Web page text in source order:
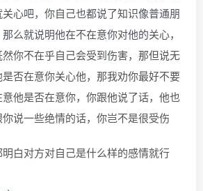
心吧，你自己也都说了知识像普通朋
么就说明他在不在意你对他的关心，
你不在乎自己会受到伤害，那但说无
否在意你关心他，那我劝你最好不要
他是否在意你，你跟他说了话，他也
说一些绝情的话，你岂不是很受伤
白对方对自己是什么样的感情就行